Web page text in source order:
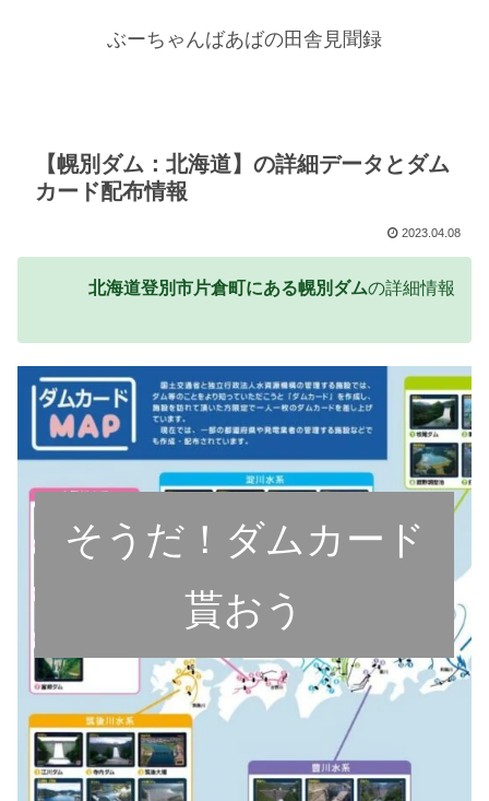
ぶーちゃんばあばの田舎見聞録
【幌別ダム：北海道】の詳細データとダム
カード配布情報
2023.04.08
北海道登別市片倉町にある幌別ダムの詳細情報
そうだ！ダムカード
貰おう